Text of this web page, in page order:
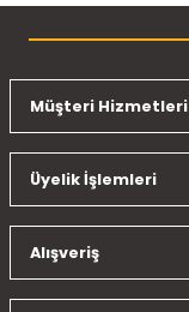
konularda yetersiz
Ürün resmi
Ürün
Ürün fiyatı diğer
Bu ürüne benzer
Müşteri Hizmetleri
Üyelik İşlemleri
Alışveriş